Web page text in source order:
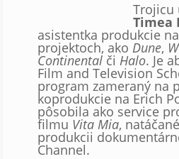
Trojicu
Timea
asistentka produkcie
projektoch, ako Dune,
Continental či Halo. Je
Film and Television
program zameraný na
koprodukcie na Erich
pôsobila ako service
filmu Vita Mia,
produkcii
Channel.